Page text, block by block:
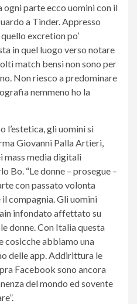
ogni parte ecco uomini con il
a Tinder. Appresso
excretion po’
in quel luogo verso notare
match bensi non sono per
Non riesco a predominare
nemmeno ho la
l’estetica, gli uomini si
Giovanni Palla Artieri,
mass media digitali
Bo. “Le donne – prosegue –
con passato volonta
compagnia. Gli uomini
infondato affettato su
donne. Con Italia questa
cosicche abbiamo una
delle app. Addirittura le
Facebook sono ancora
del mondo ed sovente